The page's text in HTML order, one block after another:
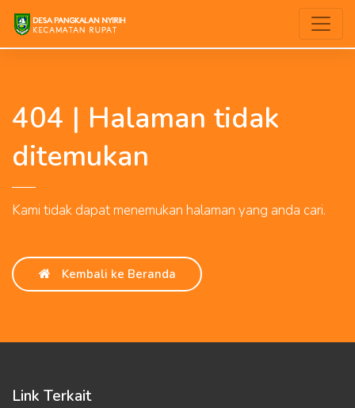
404 | Halaman tidak
ditemukan
Kami tidak dapat menemukan halaman yang anda cari.
Kembali ke Beranda
Link Terkait